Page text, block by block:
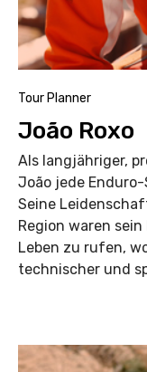
Tour Planner
João Roxo
Als langjähriger,
João jede
Seine
Region waren
Leben zu rufen,
technischer und